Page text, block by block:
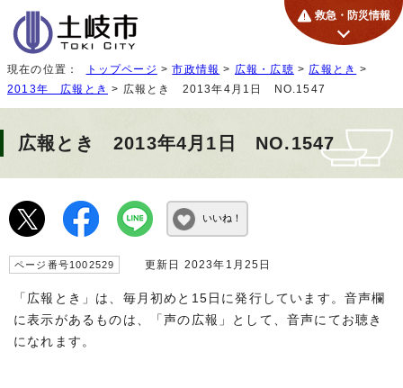
救急・防災情報
現在の位置： トップページ >市政情報 > 広報・広聴 > 広報とき >
2013年 広報とき > 広報とき 2013年4月1日 NO.1547
広報とき 2013年4月1日 NO.1547
いいね！
ページ番号1002529 更新日 2023年1月25日
「広報とき」は、毎月初めと15日に発行しています。音声欄
に表示があるものは、「声の広報」として、音声にてお聴き
になれます。